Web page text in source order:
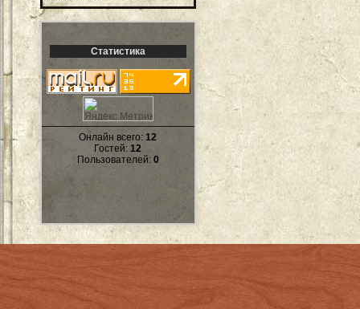
Статистика
Онлайн всего: 12
Гостей: 12
Пользователей: 0